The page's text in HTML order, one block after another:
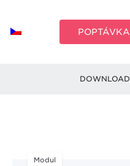
POPTÁVKA
DOWNLOAD
Modul